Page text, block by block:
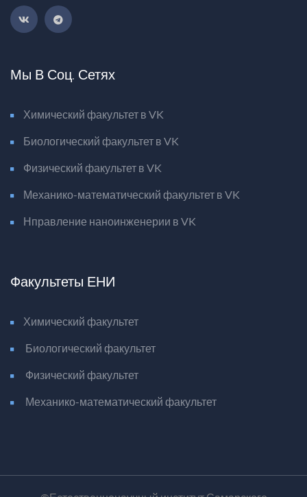
Мы В Соц. Сетях
Химический факультет в VK
Биологический факультет в VK
Физический факультет в VK
Механико-математический факультет в VK
Нправление наноинженерии в VK
Факультеты ЕНИ
Химический факультет
Биологический факультет
Физический факультет
Механико-математический факультет